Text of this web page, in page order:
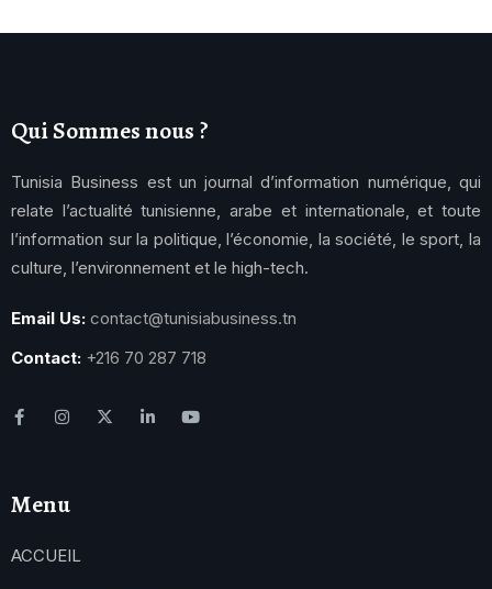
Qui Sommes nous ?
Tunisia Business est un journal d’information numérique, qui
relate l’actualité tunisienne, arabe et internationale, et toute
l’information sur la politique, l’économie, la société, le sport, la
culture, l’environnement et le high-tech.
Email Us: contact@tunisiabusiness.tn
Contact: +216 70 287 718
Menu
ACCUEIL